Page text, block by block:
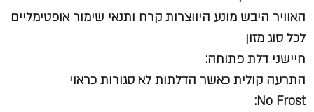
האוויר היבש מונע היווצרות קרח ותנאי שימור אופטימליים
לכל סוג מזון
חיישני דלת פתוחה:
התרעה קולית כאשר הדלתות לא סגורות כראוי
No Frost: